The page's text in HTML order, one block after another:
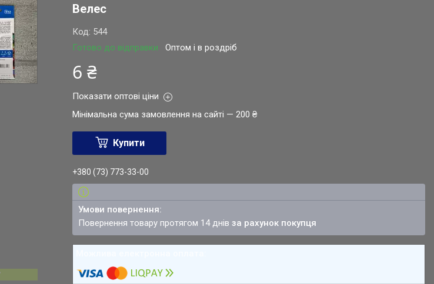
Велес
Готово до відправки Оптом і в роздріб
Код: 544
6 ₴
Показати оптові ціни
Мінімальна сума замовлення на сайті — 200 ₴
Купити
+380 (73) 773-33-00
повернення товару протягом 14 днівза рахунок покупця